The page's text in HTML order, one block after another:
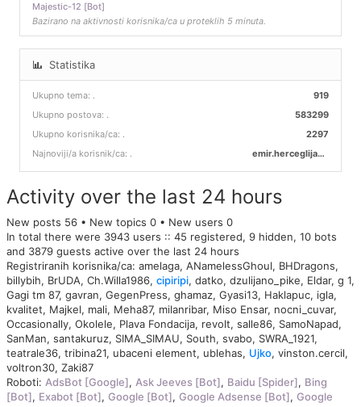
Majestic-12 [Bot]
Bazirano na aktivnosti korisnika/ca u proteklih 5 minuta.
Statistika
Ukupno tema: 919
.
Ukupno postova:
583299
.
Ukupno korisnika/ca:
2297
.
Najnoviji/a korisnik/ca:
emir.herceglija00
.
Activity over the last 24 hours
New posts 56 • New topics 0 • New users 0
In total there were 3943 users :: 45 registered, 9 hidden, 10 bots
and 3879 guests active over the last 24 hours
Registriranih korisnika/ca: amelaga, ANamelessGhoul, BHDragons,
billybih, BrUDA, Ch.Willa1986, cipiripi, datko, dzulijano_pike, Eldar, g 1,
Gagi tm 87, gavran, GegenPress, ghamaz, Gyasi13, Haklapuc, igla,
kvalitet, Majkel, mali, Meha87, milanribar, Miso Ensar, nocni_cuvar,
Occasionally, Okolele, Plava Fondacija, revolt, salle86, SamoNapad,
SanMan, santakuruz, SIMA_SIMAU, South, svabo, SWRA_1921,
teatrale36, tribina21, ubaceni element, ublehas, Ujko, vinston.cercil,
voltron30, Zaki87
Roboti: AdsBot [Google], Ask Jeeves [Bot], Baidu [Spider], Bing
[Bot], Exabot [Bot], Google [Bot], Google Adsense [Bot], Google